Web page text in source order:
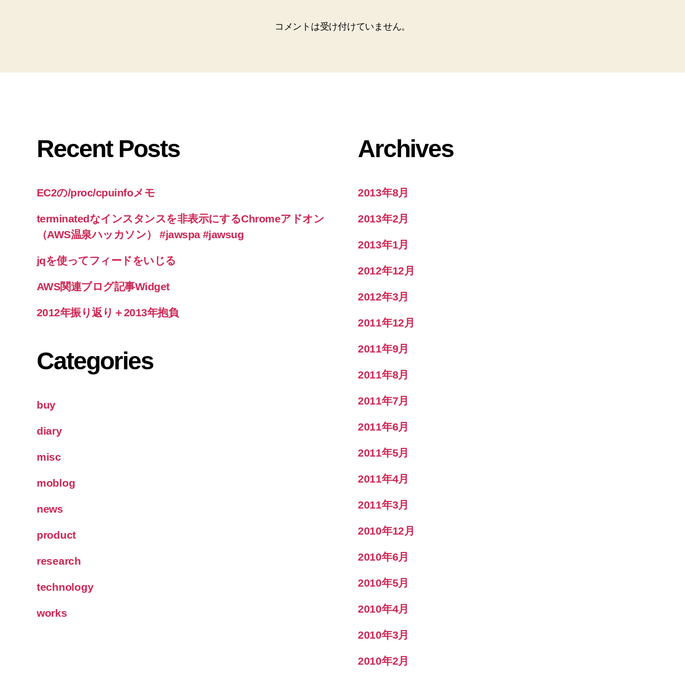
コメントは受け付けていません。
Recent Posts
EC2の/proc/cpuinfoメモ
terminatedなインスタンスを非表示にするChromeアドオン
（AWS温泉ハッカソン） #jawspa #jawsug
jqを使ってフィードをいじる
AWS関連ブログ記事Widget
2012年振り返り＋2013年抱負
Categories
buy
diary
misc
moblog
news
product
research
technology
works
Archives
2013年8月
2013年2月
2013年1月
2012年12月
2012年3月
2011年12月
2011年9月
2011年8月
2011年7月
2011年6月
2011年5月
2011年4月
2011年3月
2010年12月
2010年6月
2010年5月
2010年4月
2010年3月
2010年2月